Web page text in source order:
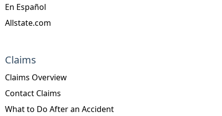
En Español
Allstate.com
Claims
Claims Overview
Contact Claims
What to Do After an Accident